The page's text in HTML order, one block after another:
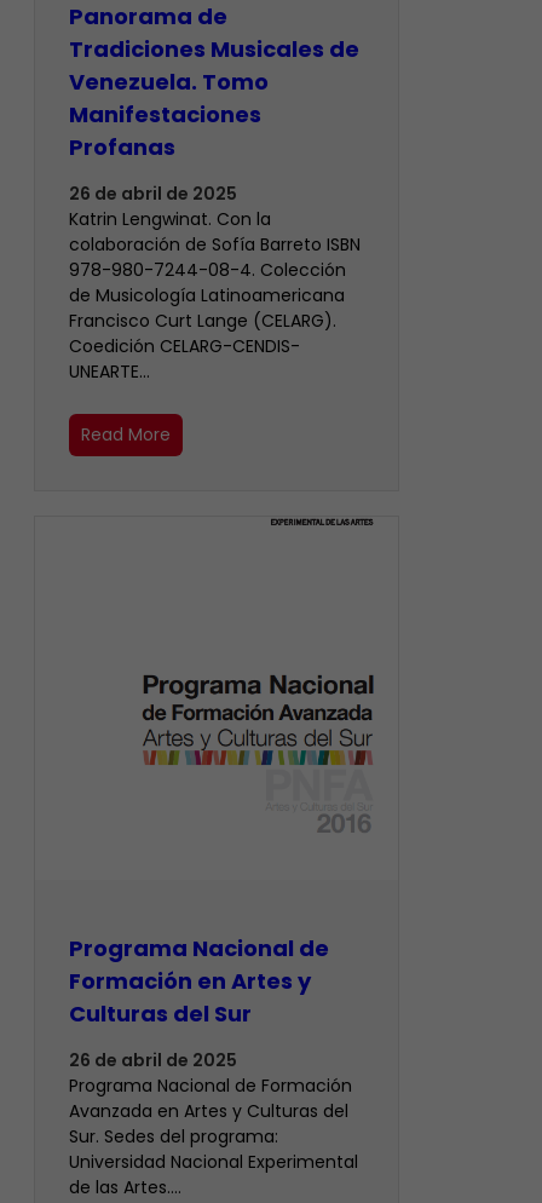
Panorama de
Tradiciones Musicales de
Venezuela. Tomo
Manifestaciones
Profanas
26 de abril de 2025
Katrin Lengwinat. Con la
colaboración de Sofía Barreto ISBN
978-980-7244-08-4. Colección
de Musicología Latinoamericana
Francisco Curt Lange (CELARG).
Coedición CELARG-CENDIS-
UNEARTE…
Read More
Programa Nacional de
Formación en Artes y
Culturas del Sur
26 de abril de 2025
Programa Nacional de Formación
Avanzada en Artes y Culturas del
Sur. Sedes del programa:
Universidad Nacional Experimental
de las Artes.…